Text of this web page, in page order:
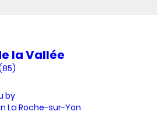
la Vallée
by
La Roche-sur-Yon